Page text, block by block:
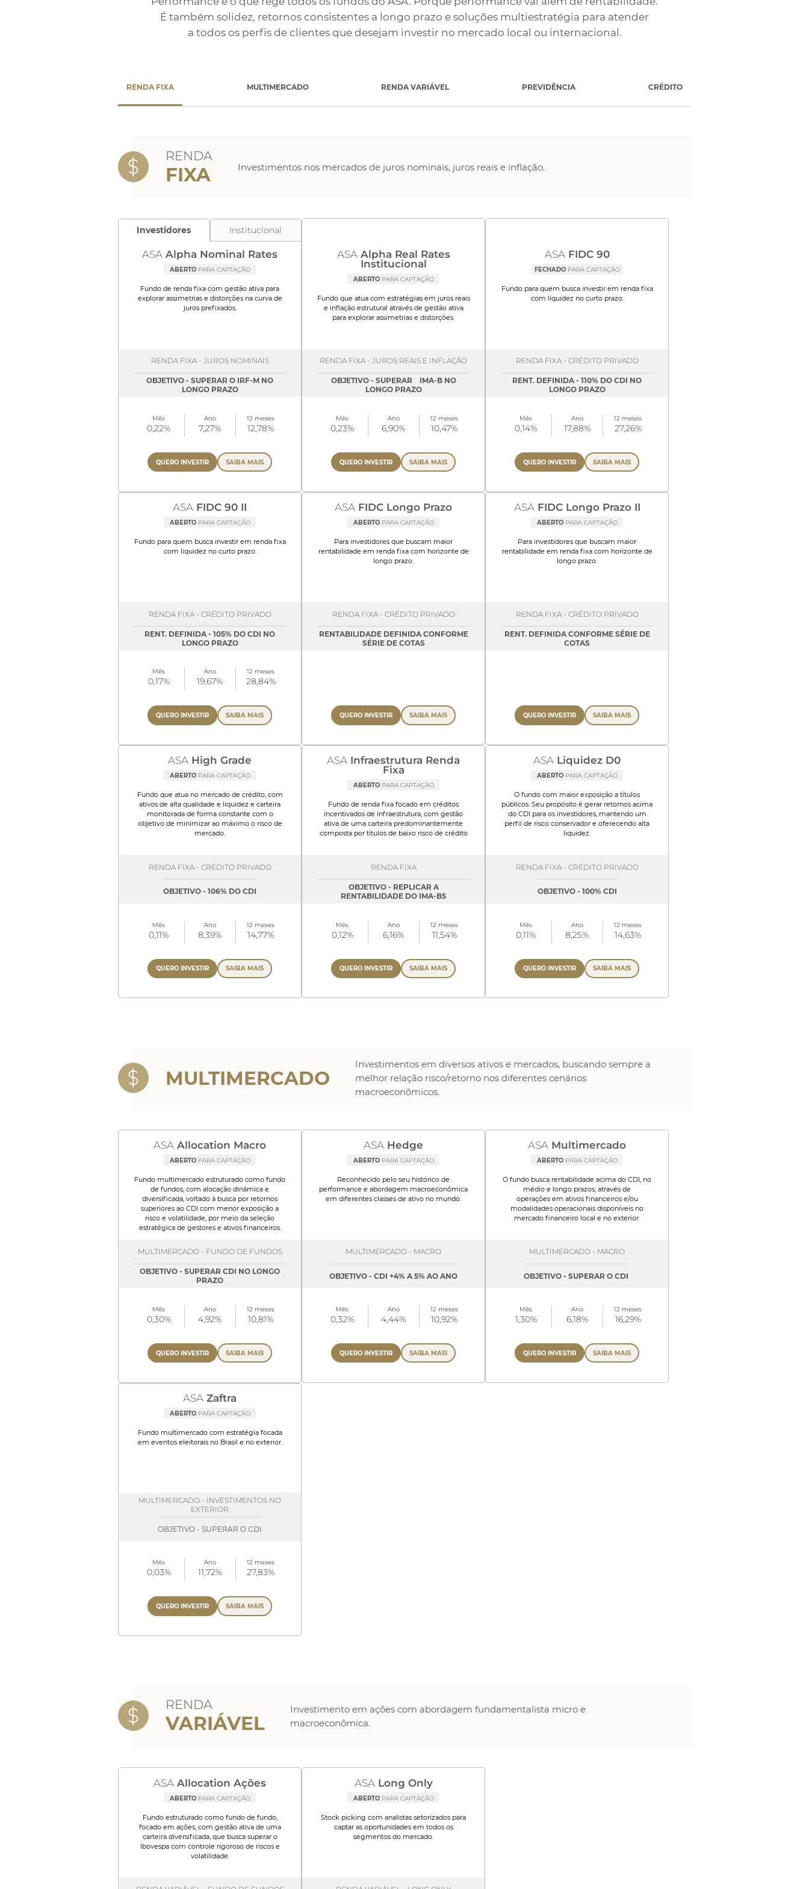
É também solidez, retornos consistentes a longo prazo e soluções multiestratégia para atender
a todos os perfis de clientes que desejam investir no mercado local ou internacional.
RENDA FIXA MULTIMERCADO RENDA VARIÁVEL PREVIDÊNCIA CRÉDITO
RENDA
FIXA Investimentos nos mercados de juros nominais, juros reais e inflação.
Investidores Institucional
ASA Alpha Nominal Rates
ABERTOPARA CAPTAÇÃO
Fundo de renda fixa com gestão ativa para
explorar assimetrias e distorções na curva de
juros prefixados.
RENDA FIXA - JUROS NOMINAIS
OBJETIVO - SUPERAR O IRF-M NO
LONGO PRAZO
Mês
0,22%
Ano
7,27%
12 meses
12,78%
QUERO INVESTIR SAIBA MAIS
ASAAlpha Real Rates
Institucional
ABERTOPARA CAPTAÇÃO
Fundo que atua com estratégias em juros reais
e inflação estrutural através de gestão ativa
para explorar assimetrias e distorções.
RENDA FIXA - JUROS REAIS E INFLAÇÃO
OBJETIVO - SUPERAR IMA-B NO
LONGO PRAZO
Mês
0,23%
Ano
6,90%
12 meses
10,47%
QUERO INVESTIR SAIBA MAIS
ASAFIDC 90
FECHADOPARA CAPTAÇÃO
Fundo para quem busca investir em renda fixa
com liquidez no curto prazo.
RENDA FIXA - CRÉDITO PRIVADO
RENT. DEFINIDA - 110% DO CDI NO
LONGO PRAZO
Mês
0,14%
Ano
17,88%
12 meses
27,26%
QUERO INVESTIR SAIBA MAIS
ASA FIDC 90 II
ABERTOPARA CAPTAÇÃO
Fundo para quem busca investir em renda fixa
com liquidez no curto prazo.
RENDA FIXA - CRÉDITO PRIVADO
RENT. DEFINIDA - 105% DO CDI NO
LONGO PRAZO
Mês
0,17%
Ano
19,67%
12 meses
28,84%
QUERO INVESTIR SAIBA MAIS
ASA FIDC Longo Prazo
ABERTOPARA CAPTAÇÃO
Para investidores que buscam maior
rentabilidade em renda fixa com horizonte de
longo prazo.
RENDA FIXA - CRÉDITO PRIVADO
RENTABILIDADE DEFINIDA CONFORME
SÉRIE DE COTAS
QUERO INVESTIR SAIBA MAIS
ASAFIDC Longo Prazo II
ABERTOPARA CAPTAÇÃO
Para investidores que buscam maior
rentabilidade em renda fixa com horizonte de
longo prazo.
RENDA FIXA - CRÉDITO PRIVADO
RENT. DEFINIDA CONFORME SÉRIE DE
COTAS
QUERO INVESTIR SAIBA MAIS
ASA High Grade
ABERTOPARA CAPTAÇÃO
Fundo que atua no mercado de crédito, com
ativos de alta qualidade e liquidez e carteira
monitorada de forma constante com o
objetivo de minimizar ao máximo o risco de
mercado.
RENDA FIXA - CRÉDITO PRIVADO
OBJETIVO - 106% DO CDI
Mês
0,11%
Ano
8,39%
12 meses
14,77%
QUERO INVESTIR SAIBA MAIS
ASA Infraestrutura Renda
Fixa
ABERTOPARA CAPTAÇÃO
Fundo de renda fixa focado em créditos
incentivados de infraestrutura, com gestão
ativa de uma carteira predominantemente
composta por títulos de baixo risco de crédito
RENDA FIXA
OBJETIVO - REPLICAR A
RENTABILIDADE DO IMA-B5
Mês
0,12%
Ano
6,16%
12 meses
11,54%
QUERO INVESTIR SAIBA MAIS
ASA Liquidez D0
ABERTOPARA CAPTAÇÃO
O fundo com maior exposição a títulos
públicos. Seu propósito é gerar retornos acima
do CDI para os investidores, mantendo um
perfil de risco conservador e oferecendo alta
liquidez.
RENDA FIXA - CRÉDITO PRIVADO
OBJETIVO - 100% CDI
Mês
0,11%
Ano
8,25%
12 meses
14,63%
QUERO INVESTIR SAIBA MAIS
MULTIMERCADO
Investimentos em diversos ativos e mercados, buscando sempre a
melhor relação risco/retorno nos diferentes cenários
macroeconômicos.
ASA Allocation Macro
ABERTOPARA CAPTAÇÃO
Fundo multimercado estruturado como fundo
de fundos, com alocação dinâmica e
diversificada, voltado à busca por retornos
superiores ao CDI com menor exposição a
risco e volatilidade, por meio da seleção
estratégica de gestores e ativos financeiros.
MULTIMERCADO - FUNDO DE FUNDOS
OBJETIVO - SUPERAR CDI NO LONGO
PRAZO
Mês
0,30%
Ano
4,92%
12 meses
10,81%
QUERO INVESTIR SAIBA MAIS
ASA Hedge
ABERTOPARA CAPTAÇÃO
Reconhecido pelo seu histórico de
performance e abordagem macroeconômica
em diferentes classes de ativo no mundo.
MULTIMERCADO - MACRO
OBJETIVO - CDI +4% A 5% AO ANO
Mês
0,32%
Ano
4,44%
12 meses
10,92%
QUERO INVESTIR SAIBA MAIS
ASA Multimercado
ABERTOPARA CAPTAÇÃO
O fundo busca rentabilidade acima do CDI, no
médio e longo prazos, através de
operações em ativos financeiros e/ou
modalidades operacionais disponíveis no
mercado financeiro local e no exterior.
MULTIMERCADO - MACRO
OBJETIVO - SUPERAR O CDI
Mês
1,30%
Ano
6,18%
12 meses
16,29%
QUERO INVESTIR SAIBA MAIS
ASA Zaftra
ABERTOPARA CAPTAÇÃO
Fundo multimercado com estratégia focada
em eventos eleitorais no Brasil e no exterior.
MULTIMERCADO - INVESTIMENTOS NO
EXTERIOR
OBJETIVO - SUPERAR O CDI
Mês
0,03%
Ano
11,72%
12 meses
27,83%
QUERO INVESTIR SAIBA MAIS
RENDA
VARIÁVEL
Investimento em ações com abordagem fundamentalista micro e
macroeconômica.
ASA Allocation Ações
ABERTOPARA CAPTAÇÃO
Fundo estruturado como fundo de fundo,
focado em ações, com gestão ativa de uma
carteira diversificada, que busca superar o
Ibovespa com controle rigoroso de riscos e
volatilidade.
ASALong Only
ABERTOPARA CAPTAÇÃO
Stock picking com analistas setorizados para
captar as oportunidades em todos os
segmentos do mercado.